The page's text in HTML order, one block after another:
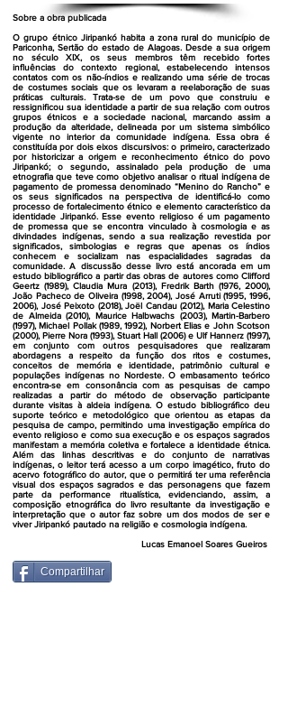
Sobre a obra publicada
O grupo étnico Jiripankó habita a zona rural do município de
Pariconha, Sertão do estado de Alagoas. Desde a sua origem
no século XIX, os seus membros têm recebido fortes
influências do contexto regional, estabelecendo intensos
contatos com os não-índios e realizando uma série de trocas
de costumes sociais que os levaram a reelaboração de suas
práticas culturais. Trata-se de um povo que construiu e
ressignificou sua identidade a partir de sua relação com outros
grupos étnicos e a sociedade nacional, marcando assim a
produção da alteridade, delineada por um sistema simbólico
vigente no interior da comunidade indígena. Essa obra é
constituída por dois eixos discursivos: o primeiro, caracterizado
por historicizar a origem e reconhecimento étnico do povo
Jiripankó; o segundo, assinalado pela produção de uma
etnografia que teve como objetivo analisar o ritual indígena de
pagamento de promessa denominado “Menino do Rancho” e
os seus significados na perspectiva de identificá-lo como
processo de fortalecimento étnico e elemento característico da
identidade Jiripankó. Esse evento religioso é um pagamento
de promessa que se encontra vinculado à cosmologia e as
divindades indígenas, sendo a sua realização revestida por
significados, simbologias e regras que apenas os índios
conhecem e socializam nas espacialidades sagradas da
comunidade. A discussão desse livro está ancorada em um
estudo bibliográfico a partir das obras de autores como Clifford
Geertz (1989), Claudia Mura (2013), Fredrik Barth (1976, 2000),
João Pacheco de Oliveira (1998, 2004), José Arruti (1995, 1996,
2006), José Peixoto (2018), Joël Candau (2012), Maria Celestino
de Almeida (2010), Maurice Halbwachs (2003), Martin-Barbero
(1997), Michael Pollak (1989, 1992), Norbert Elias e John Scotson
(2000), Pierre Nora (1993), Stuart Hall (2006) e Ulf Hannerz (1997),
em conjunto com outros pesquisadores que realizaram
abordagens a respeito da função dos ritos e costumes,
conceitos de memória e identidade, patrimônio cultural e
populações indígenas no Nordeste. O embasamento teórico
encontra-se em consonância com as pesquisas de campo
realizadas a partir do método de observação participante
durante visitas à aldeia indígena. O estudo bibliográfico deu
suporte teórico e metodológico que orientou as etapas da
pesquisa de campo, permitindo uma investigação empírica do
evento religioso e como sua execução e os espaços sagrados
manifestam a memória coletiva e fortalece a identidade étnica.
Além das linhas descritivas e do conjunto de narrativas
indígenas, o leitor terá acesso a um corpo imagético, fruto do
acervo fotográfico do autor, que o permitirá ter uma referência
visual dos espaços sagrados e das personagens que fazem
parte da performance ritualística, evidenciando, assim, a
composição etnográfica do livro resultante da investigação e
interpretação que o autor faz sobre um dos modos de ser e
viver Jiripankó pautado na religião e cosmologia indígena.
Lucas Emanoel Soares Gueiros
Compartilhar